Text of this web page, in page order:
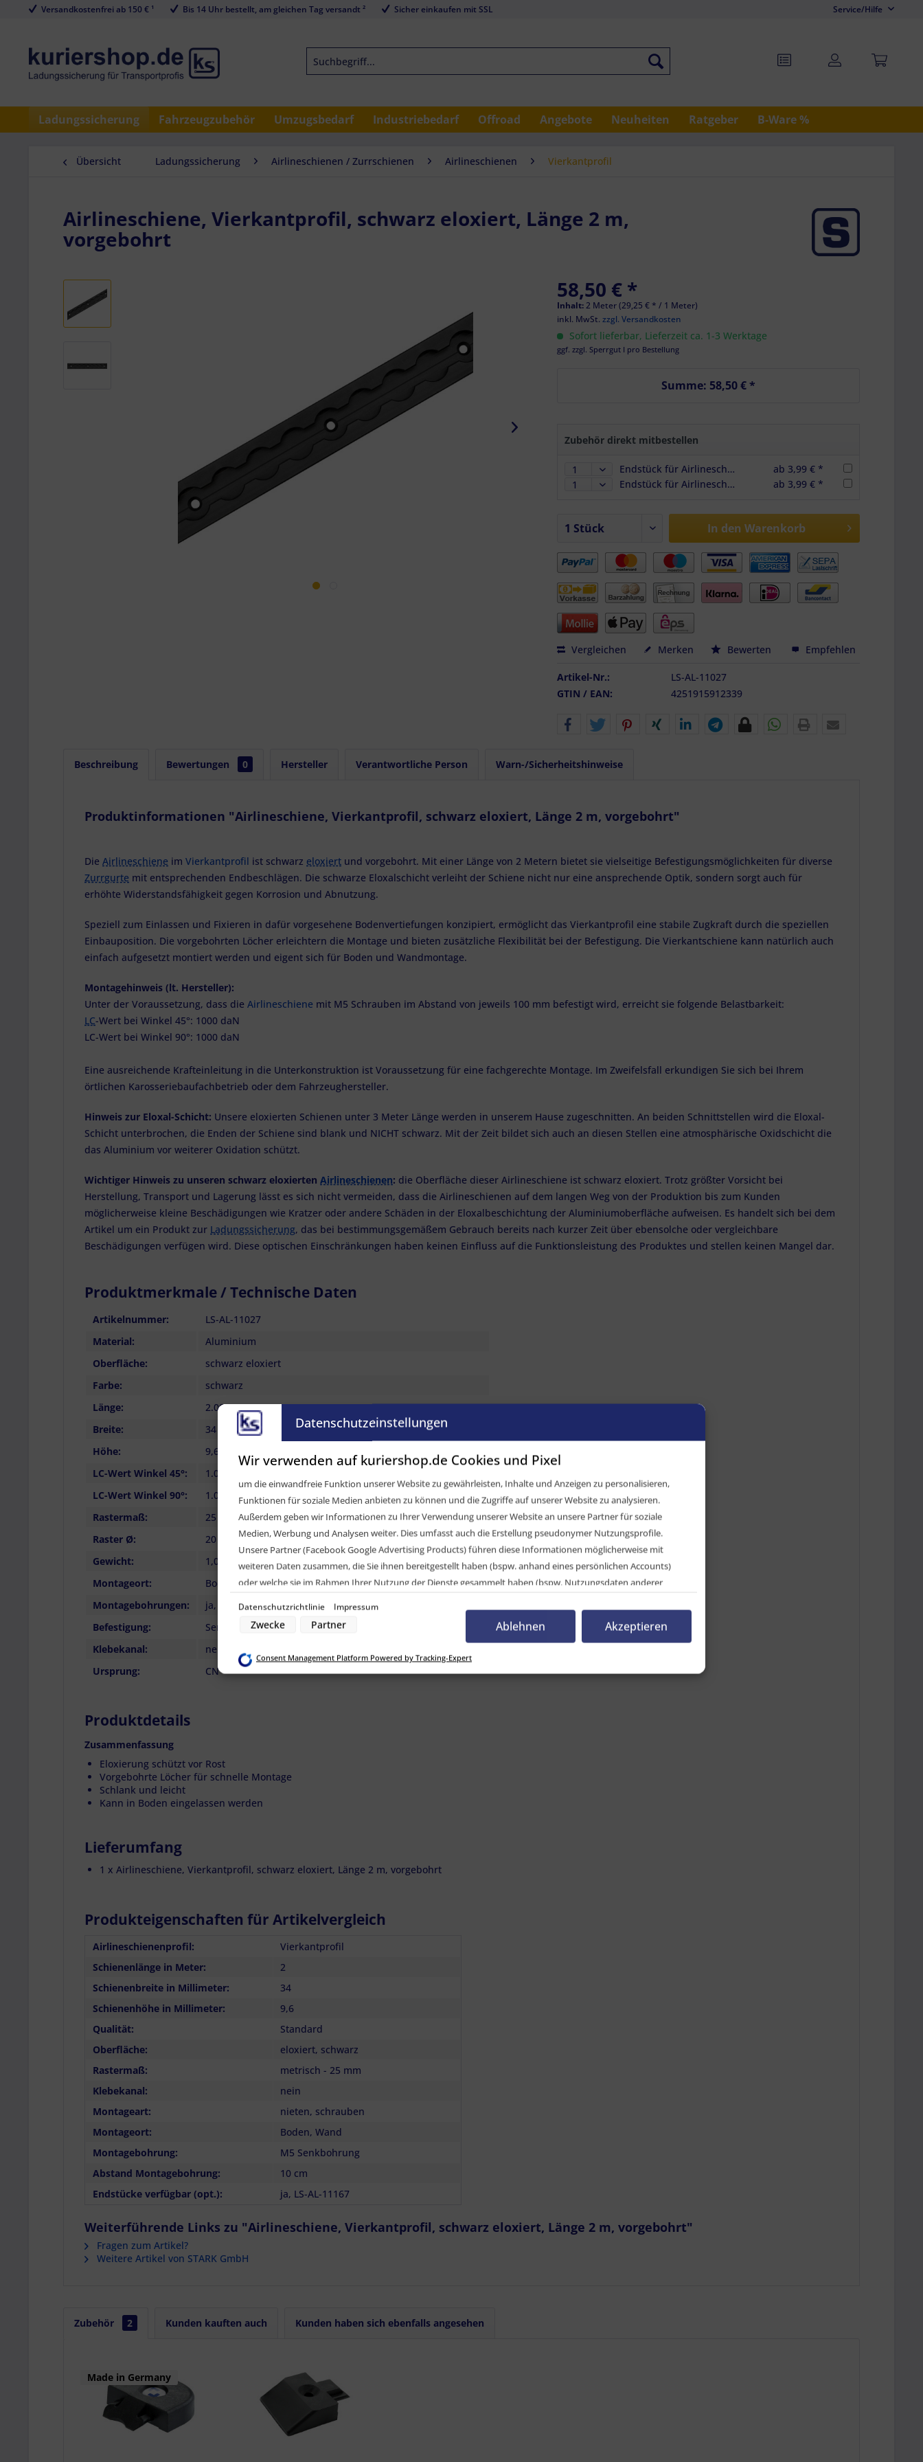
Versandkostenfrei ab 150 € ¹ Bis 14 Uhr bestellt, am gleichen Tag versandt ² Sicher einkaufen mit SSL Service/Hilfe
Ladungssicherung Fahrzeugzubehör Umzugsbedarf Industriebedarf Offroad Angebote Neuheiten Ratgeber B-Ware %
Übersicht Ladungssicherung Airlineschienen / Zurrschienen Airlineschienen Vierkantprofil
Airlineschiene, Vierkantprofil, schwarz eloxiert, Länge 2 m,
vorgebohrt
58,50 € *
Inhalt:2 Meter (29,25 € * / 1 Meter)
inkl. MwSt.zzgl. Versandkosten
Sofort lieferbar, Lieferzeit ca. 1-3 Werktage
ggf. zzgl. Sperrgut I pro Bestellung
Summe: 58,50 €*
Zubehör direkt mitbestellen
Endstück für Airlineschienen Vierkantprofil, Premium light, Farbe schwarz
ab 3,99 € *
Endstück für Airlineschienen Vierkantprofil eloxiert, Standard, Farbe schwarz
ab 3,99 € *
In den Warenkorb
Vergleichen Merken Bewerten Empfehlen
Artikel-Nr.:
LS-AL-11027
GTIN / EAN:
4251915912339
Beschreibung Bewertungen 0 Hersteller Verantwortliche Person Warn-/Sicherheitshinweise
Produktinformationen "Airlineschiene, Vierkantprofil, schwarz eloxiert, Länge 2 m, vorgebohrt"
Die Airlineschiene im Vierkantprofil ist schwarz eloxiert und vorgebohrt. Mit einer Länge von 2 Metern bietet sie vielseitige Befestigungsmöglichkeiten für diverse
Zurrgurte mit entsprechenden Endbeschlägen. Die schwarze Eloxalschicht verleiht der Schiene nicht nur eine ansprechende Optik, sondern sorgt auch für
erhöhte Widerstandsfähigkeit gegen Korrosion und Abnutzung.
Speziell zum Einlassen und Fixieren in dafür vorgesehene Bodenvertiefungen konzipiert, ermöglicht das Vierkantprofil eine stabile Zugkraft durch die speziellen
Einbauposition. Die vorgebohrten Löcher erleichtern die Montage und bieten zusätzliche Flexibilität bei der Befestigung. Die Vierkantschiene kann natürlich auch
einfach aufgesetzt montiert werden und eigent sich für Boden und Wandmontage.
Montagehinweis (lt. Hersteller):
Unter der Voraussetzung, dass die Airlineschiene mit M5 Schrauben im Abstand von jeweils 100 mm befestigt wird, erreicht sie folgende Belastbarkeit:
LC-Wert bei Winkel 45°: 1000 daN
LC-Wert bei Winkel 90°: 1000 daN
Eine ausreichende Krafteinleitung in die Unterkonstruktion ist Voraussetzung für eine fachgerechte Montage. Im Zweifelsfall erkundigen Sie sich bei Ihrem
örtlichen Karosseriebaufachbetrieb oder dem Fahrzeughersteller.
Hinweis zur Eloxal-Schicht: Unsere eloxierten Schienen unter 3 Meter Länge werden in unserem Hause zugeschnitten. An beiden Schnittstellen wird die Eloxal-
Schicht unterbrochen, die Enden der Schiene sind blank und NICHT schwarz. Mit der Zeit bildet sich auch an diesen Stellen eine atmosphärische Oxidschicht die
das Aluminium vor weiterer Oxidation schützt.
Wichtiger Hinweis zu unseren schwarz eloxierten Airlineschienen: die Oberfläche dieser Airlineschiene ist schwarz eloxiert. Trotz größter Vorsicht bei
Herstellung, Transport und Lagerung lässt es sich nicht vermeiden, dass die Airlineschienen auf dem langen Weg von der Produktion bis zum Kunden
möglicherweise kleine Beschädigungen wie Kratzer oder andere Schäden in der Eloxalbeschichtung der Aluminiumoberfläche aufweisen. Es handelt sich bei dem
Artikel um ein Produkt zur Ladungssicherung, das bei bestimmungsgemäßem Gebrauch bereits nach kurzer Zeit über ebensolche oder vergleichbare
Beschädigungen verfügen wird. Diese optischen Einschränkungen haben keinen Einfluss auf die Funktionsleistung des Produktes und stellen keinen Mangel dar.
Produktmerkmale / Technische Daten
Artikelnummer:
LS-AL-11027
Material:
Aluminium
Oberfläche:
schwarz eloxiert
Farbe:
schwarz
Länge:
2.000 mm (+/- 1 cm)
Breite:
34 mm
Höhe:
9,6 mm
LC-Wert Winkel 45°:
1.000 daN
LC-Wert Winkel 90°:
1.000 daN
Rastermaß:
25 mm (metrisch)
Raster Ø:
20 mm
Gewicht:
1,08 kg
Montageort:
Boden, Wand
Montagebohrungen:
ja, gesenkt für Senkkopfschrauben M5
Befestigung:
Senkkopfschrauben, Linsenkopfschrauben, Senkkopfnieten
Klebekanal:
nein
Ursprung:
CN
Produktdetails
Zusammenfassung
Eloxierung schützt vor Rost
Vorgebohrte Löcher für schnelle Montage
Schlank und leicht
Kann in Boden eingelassen werden
Lieferumfang
1 x Airlineschiene, Vierkantprofil, schwarz eloxiert, Länge 2 m, vorgebohrt
Produkteigenschaften für Artikelvergleich
Airlineschienenprofil:
Vierkantprofil
Schienenlänge in Meter:
2
Schienenbreite in Millimeter:
34
Schienenhöhe in Millimeter:
9,6
Qualität:
Standard
Oberfläche:
eloxiert, schwarz
Rastermaß:
metrisch - 25 mm
Klebekanal:
nein
Montageart:
nieten, schrauben
Montageort:
Boden, Wand
Montagebohrung:
M5 Senkbohrung
Abstand Montagebohrung:
10 cm
Endstücke verfügbar (opt.):
ja, LS-AL-11167
Weiterführende Links zu "Airlineschiene, Vierkantprofil, schwarz eloxiert, Länge 2 m, vorgebohrt"
Fragen zum Artikel?
Weitere Artikel von STARK GmbH
Zubehör 2 Kunden kauften auch Kunden haben sich ebenfalls angesehen
Made in Germany
Datenschutzeinstellungen
Wir verwenden auf kuriershop.de Cookies und Pixel
um die einwandfreie Funktion unserer Website zu gewährleisten, Inhalte und Anzeigen zu personalisieren,
Funktionen für soziale Medien anbieten zu können und die Zugriffe auf unserer Website zu analysieren.
Außerdem geben wir Informationen zu Ihrer Verwendung unserer Website an unsere Partner für soziale
Medien, Werbung und Analysen weiter. Dies umfasst auch die Erstellung pseudonymer Nutzungsprofile.
Unsere Partner (Facebook Google Advertising Products) führen diese Informationen möglicherweise mit
weiteren Daten zusammen, die Sie ihnen bereitgestellt haben (bspw. anhand eines persönlichen Accounts)
oder welche sie im Rahmen Ihrer Nutzung der Dienste gesammelt haben (bspw. Nutzungsdaten anderer
den Datenschutz-Button links unten klicken und dort die entsprechenden Anpassungen vornehmen.
Zwecke der Datenverarbeitung durch unsere Partner:
Speichern von oder Zugriff auf Informationen auf einem Endgerät
Verwendung reduzierter Daten zur Auswahl von Inhalten
Besondere Features:
Verwendung genauer Standortdaten
Datenschutzrichtlinie Impressum
Zwecke Partner Ablehnen Akzeptieren
Consent Management Platform Powered by Tracking-Expert